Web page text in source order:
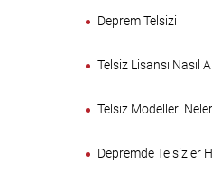
Deprem Telsizi
Telsiz Lisansı Nasıl
Telsiz Modelleri
Depremde Telsizler